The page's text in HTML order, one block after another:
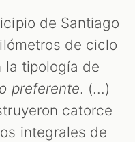
de Santiago
de ciclo
la tipología de
preferente. (...)
catorce
integrales de